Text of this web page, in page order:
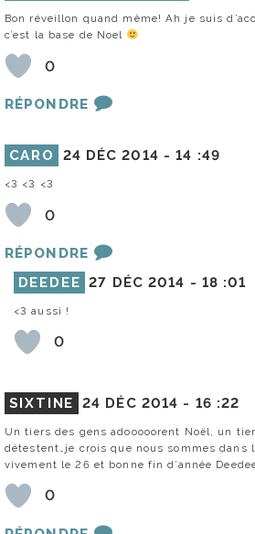
Bon réveillon quand même! Ah je suis
c’est la base de Noel
0
RÉPONDRE
CARO 24 DÉC 2014 -14 :49
<3 <3 <3
0
RÉPONDRE
DEEDEE 27 DÉC 2014 - 18 :01
<3 aussi !
0
SIXTINE 24 DÉC 2014 - 16 :22
Un tiers des gens adooooorent Noël, un
détestent…je crois que nous sommes dans
vivement le 26 et bonne fin d’année
0